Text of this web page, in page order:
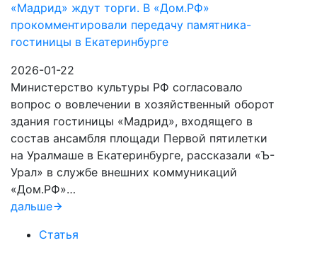
«Мадрид» ждут торги. В «Дом.РФ»
прокомментировали передачу памятника-
гостиницы в Екатеринбурге
2026-01-22
Министерство культуры РФ согласовало
вопрос о вовлечении в хозяйственный оборот
здания гостиницы «Мадрид», входящего в
состав ансамбля площади Первой пятилетки
на Уралмаше в Екатеринбурге, рассказали «Ъ-
Урал» в службе внешних коммуникаций
«Дом.РФ»…
дальше
Статья